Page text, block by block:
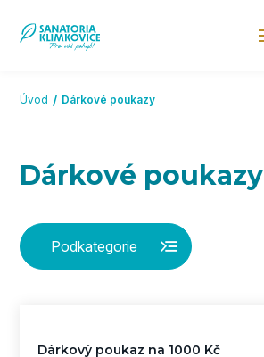
Úvod Dárkové poukazy
Dárkové poukazy
Podkategorie
Dárkový poukaz na 1000 Kč